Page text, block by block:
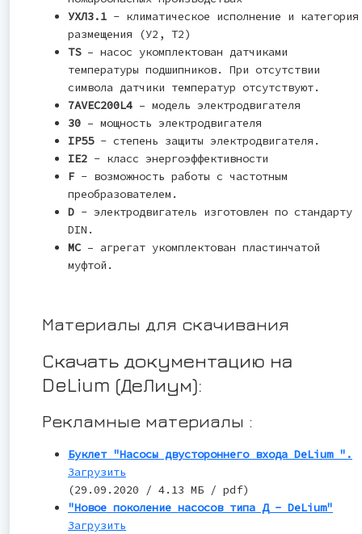
УХЛ3.1 - климатическое исполнение и категория
размещения (У2, Т2)
TS– насос укомплектован датчиками
температуры подшипников. При отсутствии
символа датчики температур отсутствуют.
7AVEC200L4 – модель электродвигателя
30 – мощность электродвигателя
IP55- степень защиты электродвигателя.
IE2 - класс энергоэффективности
F - возможность работы с частотным
преобразователем.
D - электродвигатель изготовлен по стандарту
DIN.
MC – агрегат укомплектован пластинчатой
муфтой.
Материалы для скачивания
Скачать документацию на
DeLium (ДеЛиум):
Рекламные материалы :
Буклет "Насосы двустороннего входа DeLium ".
Загрузить
(29.09.2020 / 4.13 МБ / pdf)
"Новое поколение насосов типа Д - DeLium"
Загрузить